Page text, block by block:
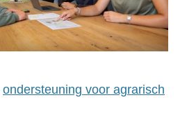
ondersteuning voor agrarisch